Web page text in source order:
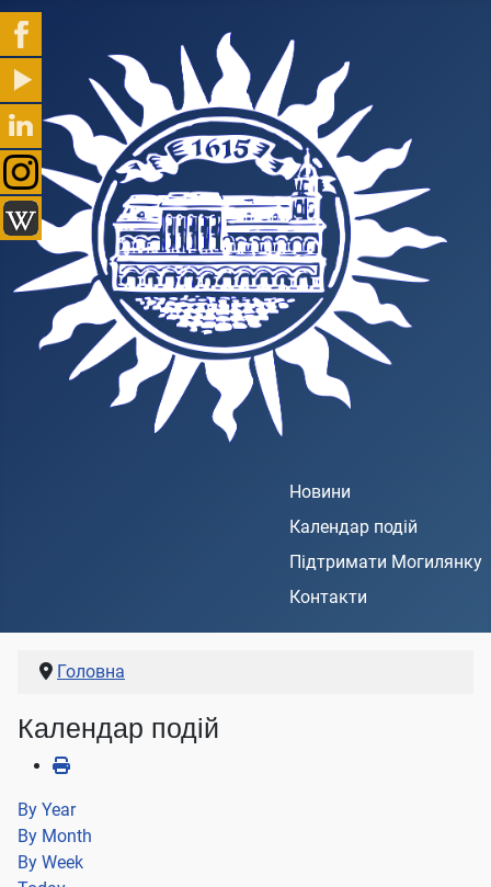
Новини
Календар подій
Підтримати Могилянку
Контакти
Головна
Календар подій
By Year
By Month
By Week